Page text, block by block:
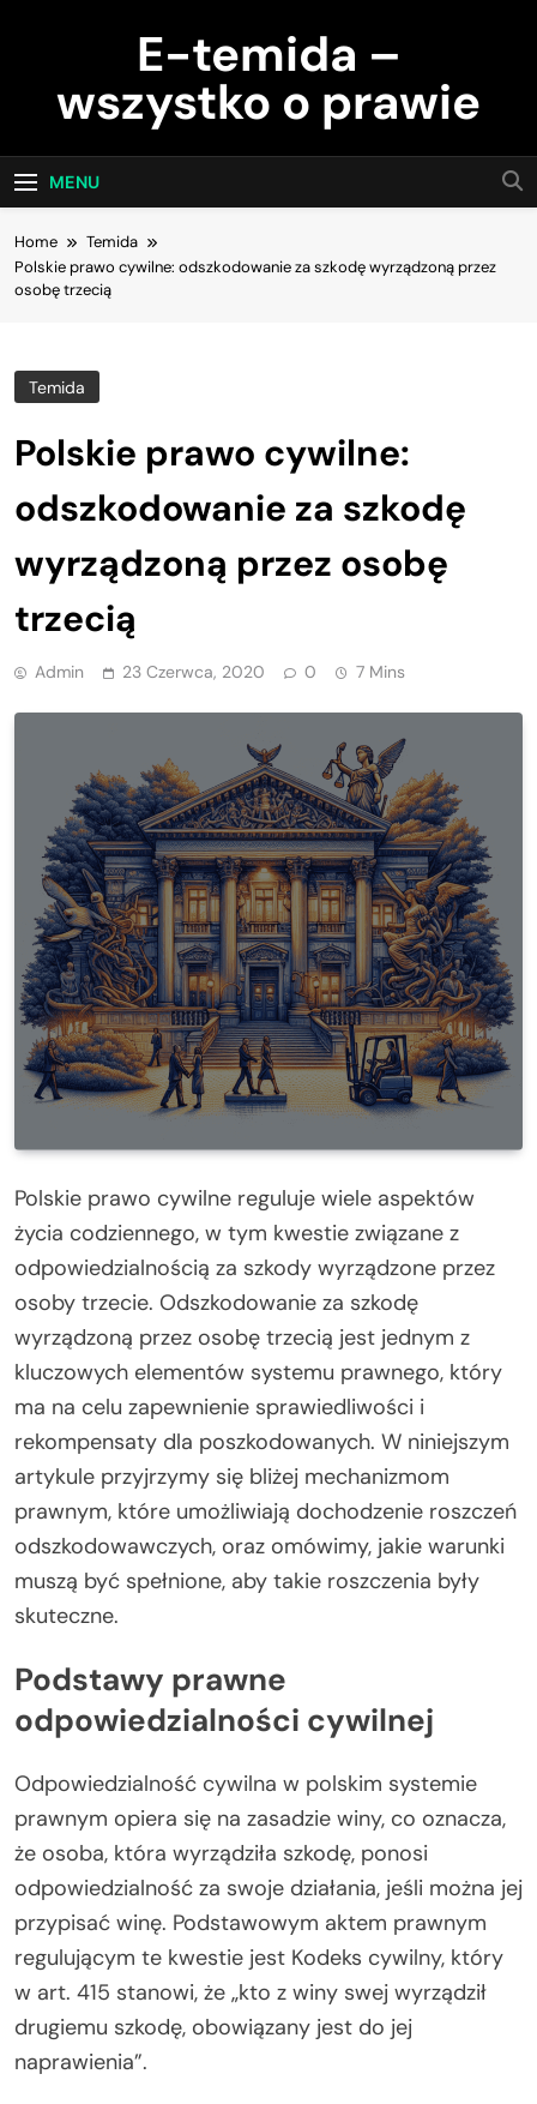
E-temida –
wszystko o prawie
MENU
Home
Temida
Polskie prawo cywilne: odszkodowanie za szkodę wyrządzoną przez
osobę trzecią
Temida
Polskie prawo cywilne:
odszkodowanie za szkodę
wyrządzoną przez osobę
trzecią
Admin 23 Czerwca, 2020 0 7 Mins
Polskie prawo cywilne reguluje wiele aspektów
życia codziennego, w tym kwestie związane z
odpowiedzialnością za szkody wyrządzone przez
osoby trzecie. Odszkodowanie za szkodę
wyrządzoną przez osobę trzecią jest jednym z
kluczowych elementów systemu prawnego, który
ma na celu zapewnienie sprawiedliwości i
rekompensaty dla poszkodowanych. W niniejszym
artykule przyjrzymy się bliżej mechanizmom
prawnym, które umożliwiają dochodzenie roszczeń
odszkodowawczych, oraz omówimy, jakie warunki
muszą być spełnione, aby takie roszczenia były
skuteczne.
Podstawy prawne
odpowiedzialności cywilnej
Odpowiedzialność cywilna w polskim systemie
prawnym opiera się na zasadzie winy, co oznacza,
że osoba, która wyrządziła szkodę, ponosi
odpowiedzialność za swoje działania, jeśli można jej
przypisać winę. Podstawowym aktem prawnym
regulującym te kwestie jest Kodeks cywilny, który
w art. 415 stanowi, że „kto z winy swej wyrządził
drugiemu szkodę, obowiązany jest do jej
naprawienia”.